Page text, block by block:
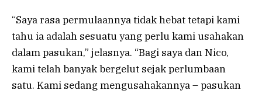
“Saya rasa permulaannya tidak hebat tetapi kami
tahu ia adalah sesuatu yang perlu kami usahakan
dalam pasukan,” jelasnya. “Bagi saya dan Nico,
kami telah banyak bergelut sejak perlumbaan
satu. Kami sedang mengusahakannya – pasukan